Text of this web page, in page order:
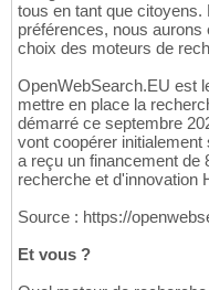
tous en tant que citoyens.
préférences, nous
choix des moteurs de
OpenWebSearch.EU est
mettre en place la
démarré ce septembre
vont coopérer
a reçu un financement de
recherche et d'innovation
Source : https://
Et vous ?